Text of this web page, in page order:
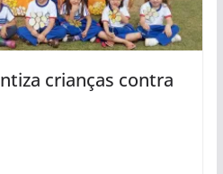
crianças contra